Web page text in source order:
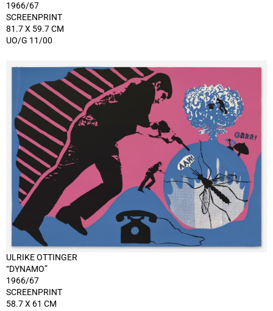
1966/67
SCREENPRINT
81.7 X 59.7 CM
UO/G 11/00
ULRIKE OTTINGER
“DYNAMO”
1966/67
SCREENPRINT
58.7 X 61 CM